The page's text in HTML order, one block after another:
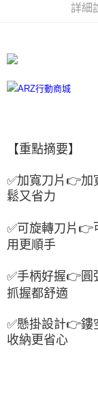
每筆NT$60，滿
每筆NT$100
詳細
【重點摘要】
✅加寬刀片 👉加
鬆又省力
✅可旋轉刀片 👉
用更順手
✅手柄好握👉圓
抓握都舒適
✅懸掛設計👉鏤
收納更省心